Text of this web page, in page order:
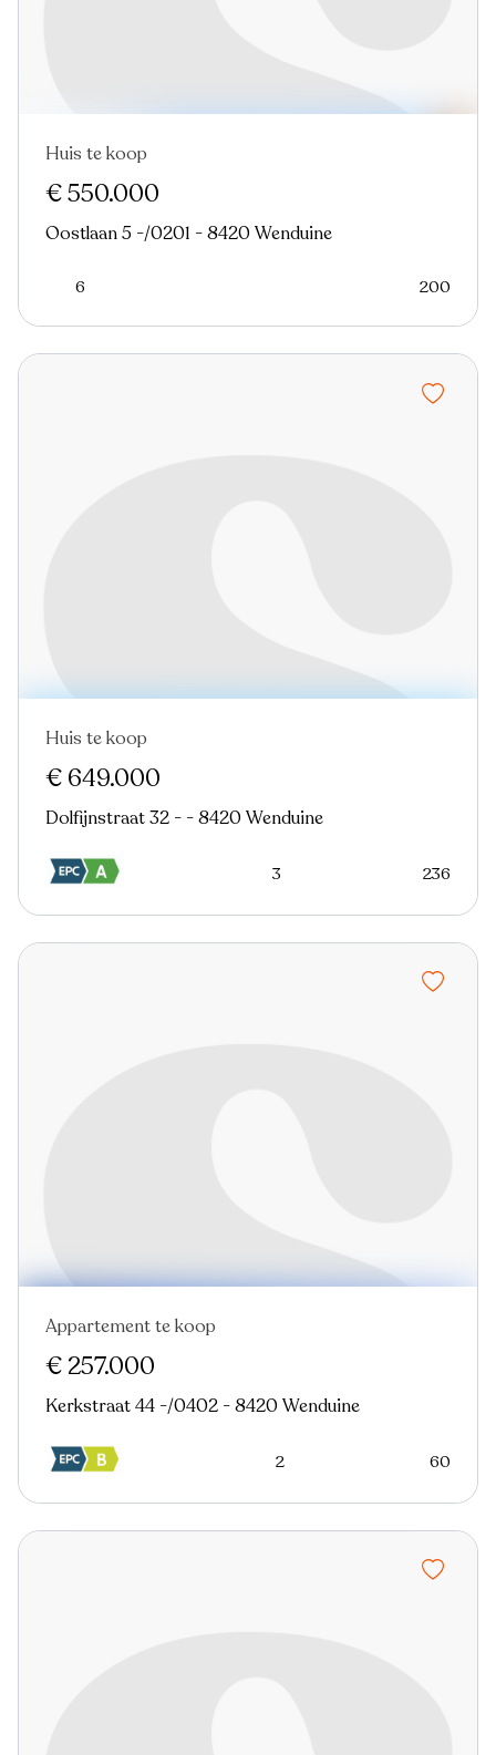
Huis te koop
€ 550.000
Oostlaan 5 -/0201 - 8420 Wenduine
6 200
Huis te koop
€ 649.000
Dolfijnstraat 32 - - 8420 Wenduine
3 236
Appartement te koop
€ 257.000
Kerkstraat 44 -/0402 - 8420 Wenduine
2 60